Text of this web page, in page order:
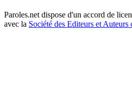
Paroles.net dispose d'un accord de
avec la Société des Editeurs et Auteurs